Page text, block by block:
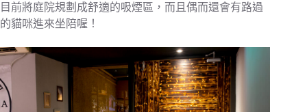
目前將庭院規劃成舒適的吸煙區，而且偶而還會有路過
的貓咪進來坐陪喔！